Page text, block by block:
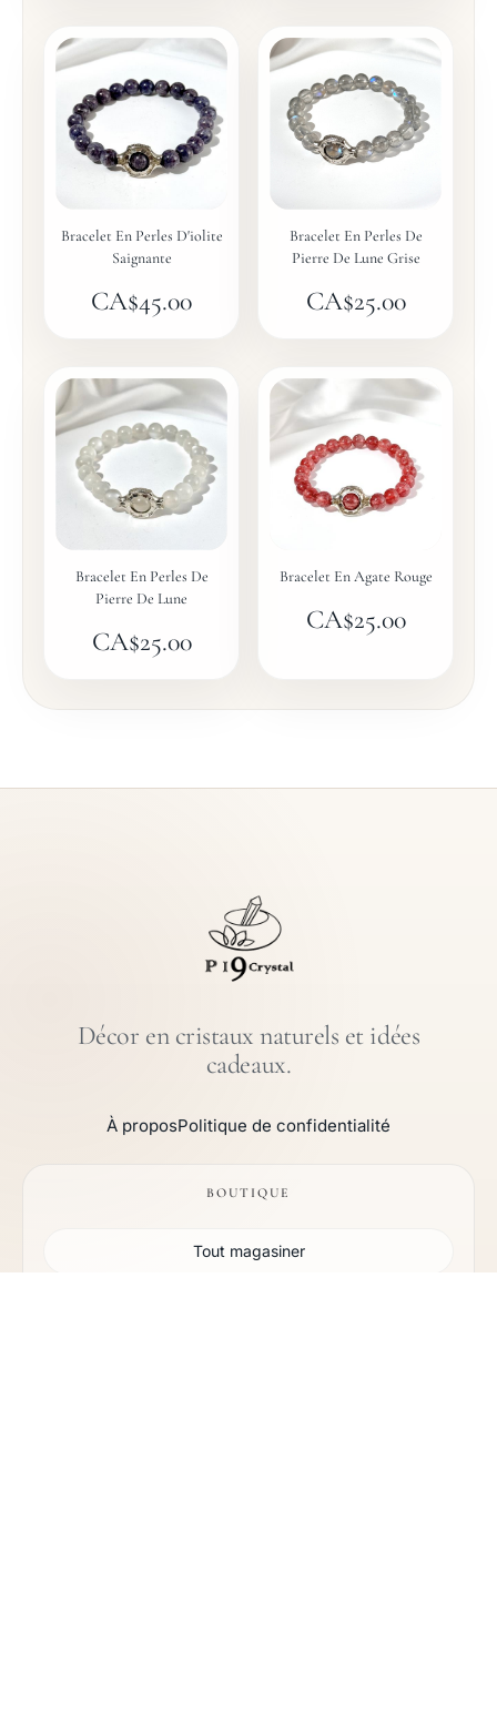
Bracelet En Perles D'iolite
Saignante
CA$45.00
Bracelet En Perles De
Pierre De Lune Grise
CA$25.00
Bracelet En Perles De
Pierre De Lune
CA$25.00
Bracelet En Agate Rouge
CA$25.00
Décor en cristaux naturels et idées
cadeaux.
À proposPolitique de confidentialité
BOUTIQUE
Tout magasiner